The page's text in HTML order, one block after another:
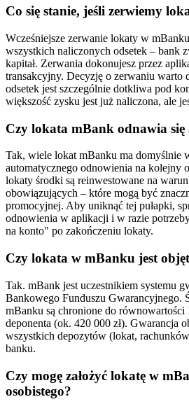
Co się stanie, jeśli zerwiemy
Wcześniejsze zerwanie lokaty w
wszystkich naliczonych odsetek – bank
kapitał. Zerwania dokonujesz przez
transakcyjny. Decyzję o zerwaniu warto
odsetek jest szczególnie dotkliwa pod
większość zysku jest już naliczona, ale
Czy lokata mBank odnawia się
Tak, wiele lokat mBanku ma domyślnie
automatycznego odnowienia na kolejny
lokaty środki są reinwestowane na
obowiązujących – które mogą być
promocyjnej. Aby uniknąć tej pułapki,
odnowienia w aplikacji i w razie
na konto" po zakończeniu lokaty.
Czy lokata w mBanku jest
Tak. mBank jest uczestnikiem systemu
Bankowego Funduszu Gwarancyjnego.
mBanku są chronione do
deponenta (ok. 420 000 zł). Gwarancja
wszystkich depozytów (lokat,
banku.
Czy mogę założyć lokatę w
osobistego?